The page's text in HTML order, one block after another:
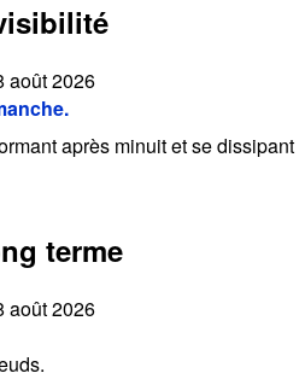
août 2026
après minuit et se dissipant
terme
août 2026